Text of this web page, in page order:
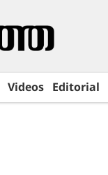
Videos Editorial